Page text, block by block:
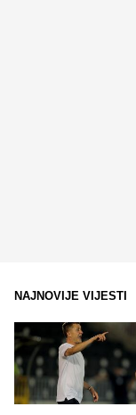
NAJNOVIJE VIJESTI